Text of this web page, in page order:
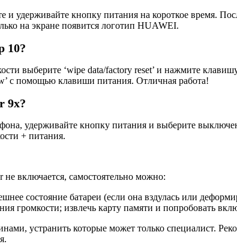
удерживайте кнопку питания на короткое время.
на экране появится логотип HUAWEI.
10?
выберите ‘wipe data/factory reset’ и нажмите
с помощью клавиши питания. Отличная работа!
9x?
удерживайте кнопку питания и выберите
+ питания.
включается, самостоятельно можно:
состояние батареи (если она вздулась или
громкости; извлечь карту памяти и попробовать
устранить которые может только специалист.